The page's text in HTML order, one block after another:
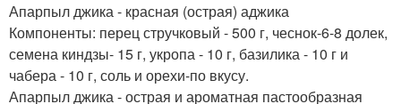
Апарпыл джика - красная (острая) аджика
Компоненты: перец стручковый - 500 г, чеснок-6-8 долек,
семена киндзы- 15 г, укропа - 10 г, базилика - 10 г и
чабера - 10 г, соль и орехи-по вкусу.
Апарпыл джика - острая и ароматная пастообразная